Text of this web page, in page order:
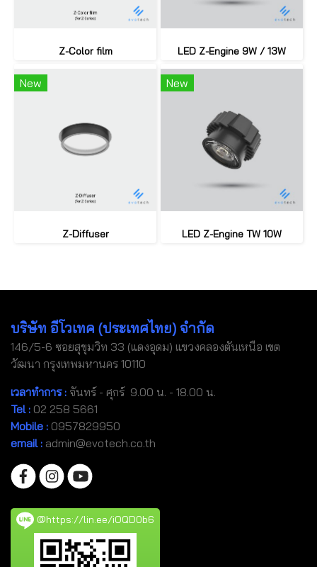
Z-Color film LED Z-Engine 9W / 13W
New
Z-Diffuser
New
LED Z-Engine TW 10W
บริษัท อีโวเทค (ประเทศไทย) จำกัด
146/5-6 ซอยสุขุมวิท 33 (แดงอุดม) แขวงคลองตันเหนือ เขต
วัฒนา กรุงเทพมหานคร 10110
เวลาทำการ : จันทร์ - ศุกร์ 9.00 น. - 18.00 น.
Tel : 02 258 5661
Mobile : 0957829950
email : admin@evotech.co.th
@https://lin.ee/iOQD0b6